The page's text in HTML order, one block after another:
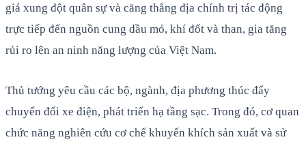
giá xung đột quân sự và căng thẳng địa chính trị tác động
trực tiếp đến nguồn cung dầu mỏ, khí đốt và than, gia tăng
rủi ro lên an ninh năng lượng của Việt Nam.
Thủ tướng yêu cầu các bộ, ngành, địa phương thúc đẩy
chuyển đổi xe điện, phát triển hạ tầng sạc. Trong đó, cơ quan
chức năng nghiên cứu cơ chế khuyến khích sản xuất và sử